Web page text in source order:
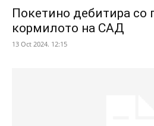
Покетино дебитира со
кормилото на САД
13 Oct 2024. 12:15